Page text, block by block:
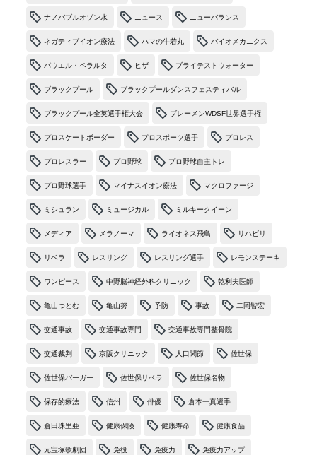
ナノバブルオゾン水 ニュース ニューバランス
ネガティブイオン療法 ハマの牛若丸 バイオメカニクス
パウエル・ペラルタ ヒザ ブライテストウォーター
ブラックプール ブラックプールダンスフェスティバル
ブラックプール全英選手権大会 ブレーメンWDSF世界選手権
プロスケートボーダー プロスポーツ選手 プロレス
プロレスラー プロ野球 プロ野球自主トレ
プロ野球選手 マイナスイオン療法 マクロファージ
ミシュラン ミュージカル ミルキークイーン
メディア メラノーマ ライオネス飛鳥 リハビリ
リベラ レスリング レスリング選手 レモンステーキ
ワンピース 中野脳神経外科クリニック 乾利夫医師
亀山つとむ 亀山努 予防 事故 二岡智宏
交通事故 交通事故専門 交通事故専門整骨院
交通裁判 京阪クリニック 人口関節 佐世保
佐世保バーガー 佐世保リベラ 佐世保名物
保存的療法 信州 俳優 倉本一真選手
倉田珠里亜 健康保険 健康寿命 健康食品
元宝塚歌劇団 免役 免疫力 免疫力アップ